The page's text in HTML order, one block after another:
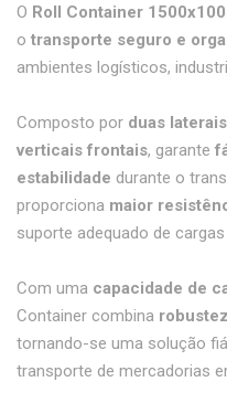
O Roll Container
o transporte seguro e
ambientes logísticos,
Composto por duas laterais
verticais frontais, garante
estabilidade durante o
proporciona maior
suporte adequado de
Com uma capacidade de
Container combina
tornando-se uma solução
transporte de mercadorias